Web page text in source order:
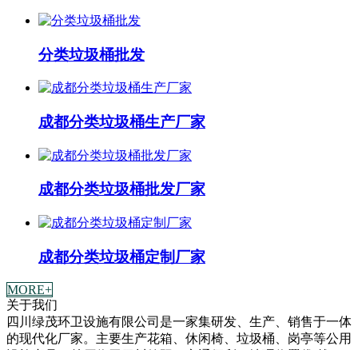
分类垃圾桶批发
成都分类垃圾桶生产厂家
成都分类垃圾桶批发厂家
成都分类垃圾桶定制厂家
MORE+
关于我们
四川绿茂环卫设施有限公司是一家集研发、生产、销售于一体
的现代化厂家。主要生产花箱、休闲椅、垃圾桶、岗亭等公用